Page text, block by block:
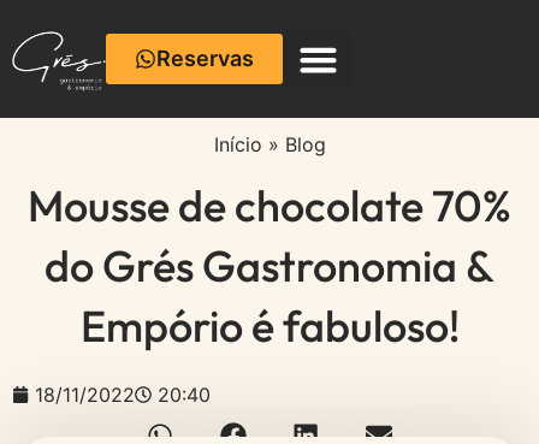
Reservas
Início » Blog
Mousse de chocolate 70%
do Grés Gastronomia &
Empório é fabuloso!
18/11/2022 20:40